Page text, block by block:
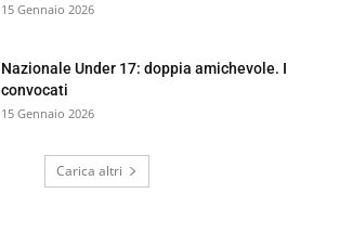
15 Gennaio 2026
Nazionale Under 17: doppia amichevole. I
convocati
15 Gennaio 2026
Carica altri